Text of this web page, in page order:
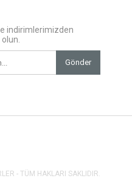
indirimlerimizden
Gönder
- TÜM HAKLARI SAKLIDIR.